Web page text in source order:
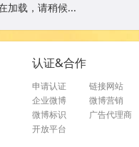
加载，请稍候...
认证&合作
申请认证
链接网站
企业微博
微博营销
微博标识
广告代理商
开放平台